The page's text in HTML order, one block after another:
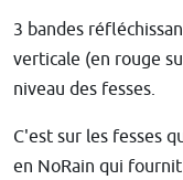
3 bandes
verticale (en rouge
niveau des fesses.
C'est sur les fesses
en NoRain qui